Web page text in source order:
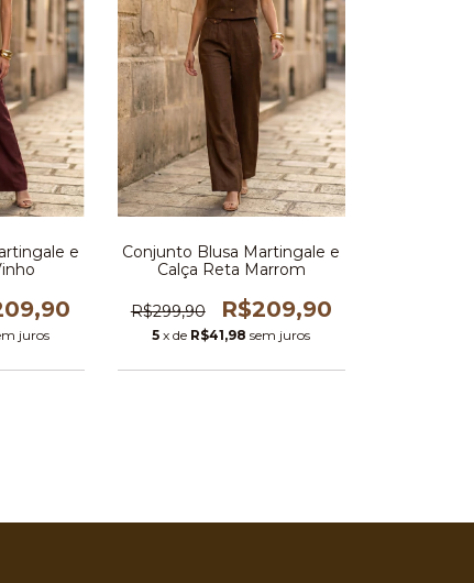
e
juros
Conjunto Blusa Martingale e
Calça Reta Marrom
R$299,90 R$209,90
5 x de R$41,98 sem juros